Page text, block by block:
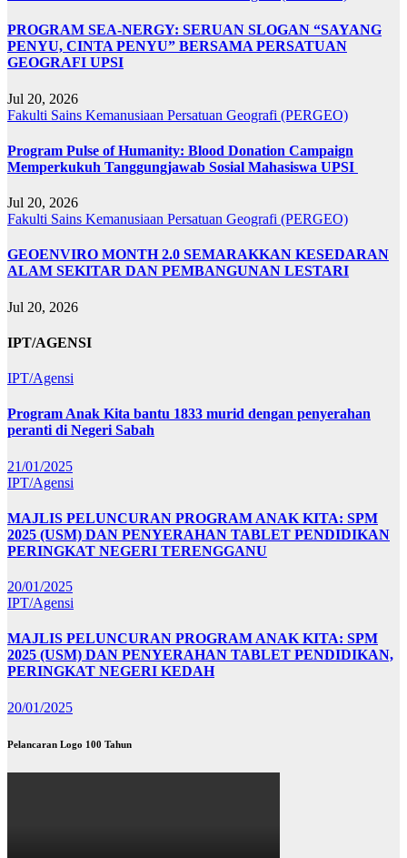
PROGRAM SEA-NERGY: SERUAN SLOGAN “SAYANG
PENYU, CINTA PENYU” BERSAMA PERSATUAN
GEOGRAFI UPSI
Jul 20, 2026
Fakulti Sains Kemanusiaan Persatuan Geografi (PERGEO)
Program Pulse of Humanity: Blood Donation Campaign
Memperkukuh Tanggungjawab Sosial Mahasiswa UPSI
Jul 20, 2026
Fakulti Sains Kemanusiaan Persatuan Geografi (PERGEO)
GEOENVIRO MONTH 2.0 SEMARAKKAN KESEDARAN
ALAM SEKITAR DAN PEMBANGUNAN LESTARI
Jul 20, 2026
IPT/AGENSI
IPT/Agensi
Program Anak Kita bantu 1833 murid dengan penyerahan
peranti di Negeri Sabah
21/01/2025
IPT/Agensi
MAJLIS PELUNCURAN PROGRAM ANAK KITA: SPM
2025 (USM) DAN PENYERAHAN TABLET PENDIDIKAN
PERINGKAT NEGERI TERENGGANU
20/01/2025
IPT/Agensi
MAJLIS PELUNCURAN PROGRAM ANAK KITA: SPM
2025 (USM) DAN PENYERAHAN TABLET PENDIDIKAN,
PERINGKAT NEGERI KEDAH
20/01/2025
Pelancaran Logo 100 Tahun